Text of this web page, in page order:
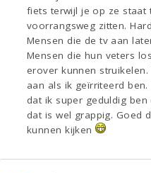
fiets terwijl je op ze staat
voorrangsweg zitten.
Mensen die de tv aan
Mensen die hun veters
erover kunnen
aan als ik geïrriteerd
dat ik super geduldig
dat is wel grappig. Goed
kunnen kijken